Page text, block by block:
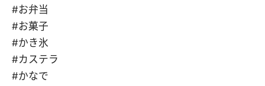
#お弁当
#お菓子
#かき氷
#カステラ
#かなで